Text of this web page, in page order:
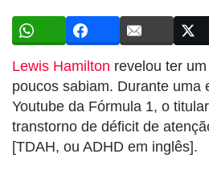
Lewis Hamilton revelou ter
poucos sabiam. Durante uma
Youtube da Fórmula 1, o
transtorno de déficit de
[TDAH, ou ADHD em inglês].